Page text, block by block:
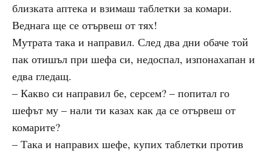
близката аптека и взимаш таблетки за комари.
Веднага ще се отървеш от тях!
Мутрата така и направил. След два дни обаче той
пак отишъл при шефа си, недоспал, изпонахапан и
едва гледащ.
– Какво си направил бе, серсем? – попитал го
шефът му – нали ти казах как да се отървеш от
комарите?
– Така и направих шефе, купих таблетки против